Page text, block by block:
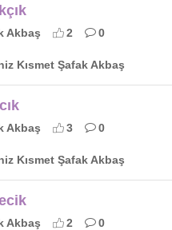
Akbaş 2
0
Kısmet Şafak Akbaş
Akbaş 3
0
Kısmet Şafak Akbaş
Akbaş 2
0